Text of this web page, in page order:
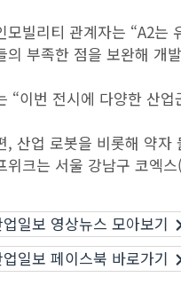
모빌리티 관계자는 “A2는
의 부족한 점을 보완해 개
“이번 전시에 다양한 산
, 산업 로봇을 비롯해 약자
위크는 서울 강남구 코엑
일보 영상뉴스 모아보기
일보 페이스북 바로가기